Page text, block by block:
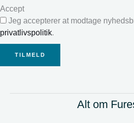
Accept
Jeg accepterer at modtage
privatlivspolitik.
TILMELD
Alt om